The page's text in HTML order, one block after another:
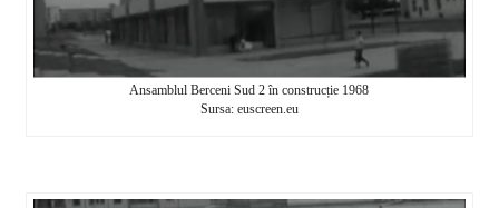
Ansamblul Berceni Sud 2 în construcție 1968
Sursa: euscreen.eu